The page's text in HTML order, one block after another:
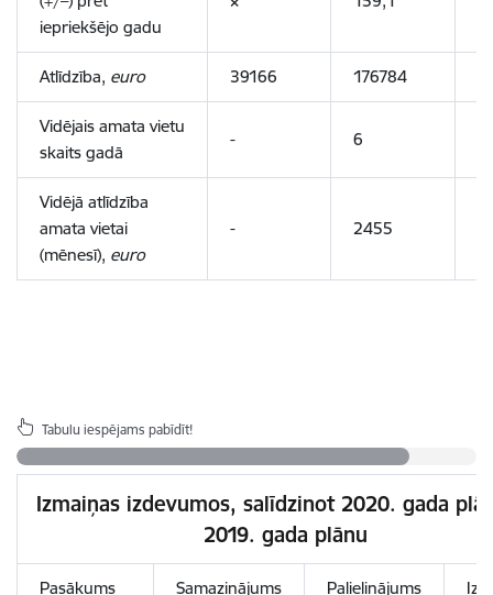
iepriekšējo gadu
Atlīdzība, euro 39166 176784
Vidējais amata vietu
skaits gadā
- 6
Vidējā atlīdzība
amata vietai
(mēnesī), euro
- 2455
Tabulu iespējams pabīdīt!
Izmaiņas izdevumos, salīdzinot 2020. gada
2019. gada plānu
Pasākums Samazinājums Palielinājums